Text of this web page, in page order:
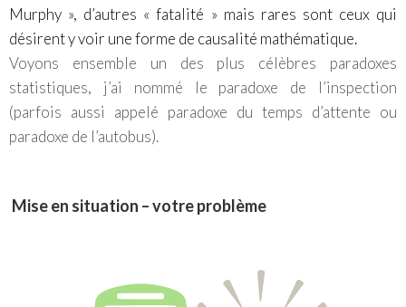
Murphy », d’autres « fatalité » mais rares sont ceux qui
désirent y voir une forme de causalité mathématique.
Voyons ensemble un des plus célèbres paradoxes
statistiques, j’ai nommé le paradoxe de l’inspection
(parfois aussi appelé paradoxe du temps d’attente ou
paradoxe de l’autobus).
Mise en situation – votre problème